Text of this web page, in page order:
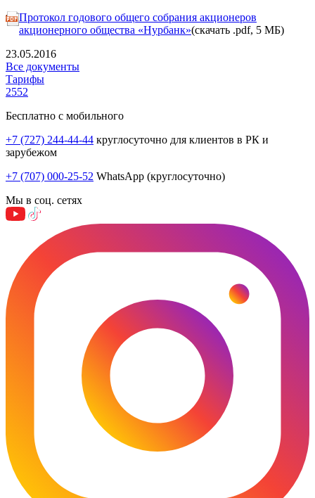
Протокол годового общего собрания акционеров
акционерного общества «Нурбанк»(скачать .pdf, 5 МБ)
23.05.2016
Все документы
Тарифы
2552
Бесплатно с мобильного
+7 (727) 244-44-44 круглосуточно для клиентов в РК и
зарубежом
+7 (707) 000-25-52 WhatsApp (круглосуточно)
Мы в соц. сетях